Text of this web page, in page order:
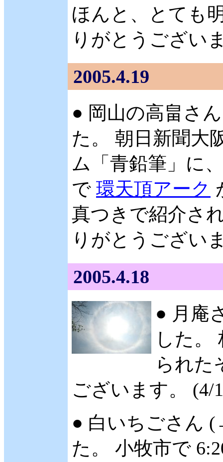
ほんと、とても
りがとうござい
2005.4.19
● 岡山の高畠さ
た。 朝日新聞大
ム「青鉛筆」に
で 環天頂アーク
真つきで紹介さ
りがとうござい
2005.4.18
● 月庵
した。
られた
ございます。 (4/
● 白いちごさん
た。 小牧市で